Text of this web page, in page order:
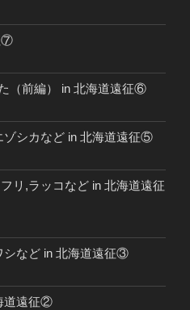
⑦
（前編） in 北海道遠征⑥
ゾシカなど in 北海道遠征⑤
リ,ラッコなど in 北海道遠征
シなど in 北海道遠征③
道遠征②